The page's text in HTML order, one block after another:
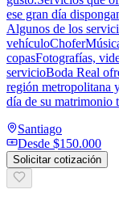
ese gran día
Algunos de los
copasFotografías,
servicioBoda Real
región metropolitana
día de su matrimonio
Santiago
Desde $150.000
Solicitar cotización